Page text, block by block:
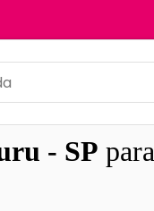
- SP para